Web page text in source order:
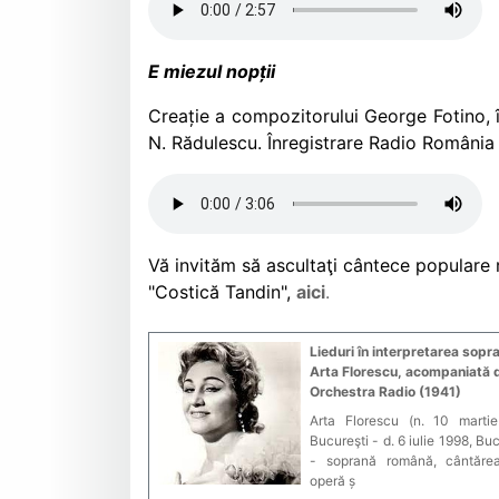
E miezul nopții
Creație a compozitorului George
N. Rădulescu. Înregistrare Radio
Vă invităm să ascultaţi cântece
"Costică Tandin", aici.
Lieduri în interpretarea
Arta Florescu, acompaniată
Orchestra Radio (1941)
Arta Florescu (n. 10 martie
Bucureşti - d. 6 iulie 1998,
- soprană română,
operă ș